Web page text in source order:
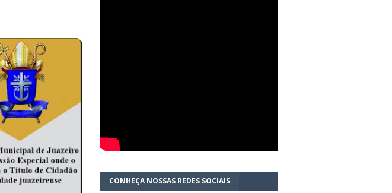
CONHEÇA NOSSAS REDES SOCIAIS